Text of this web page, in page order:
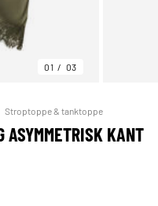
01 03
Stroptoppe & tanktoppe
ASYMMETRISK KANT